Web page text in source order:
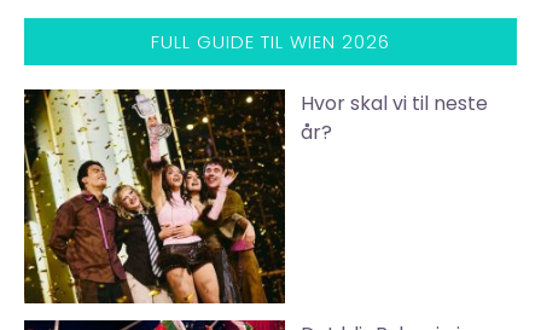
FULL GUIDE TIL WIEN 2026
Hvor skal vi til neste
år?